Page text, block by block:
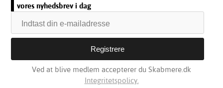
vores nyhedsbrev i dag
Ved at blive medlem accepterer du Skabmere.dk
Integritetspolicy.